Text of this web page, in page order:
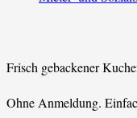
Frisch gebackener
Ohne Anmeldung.